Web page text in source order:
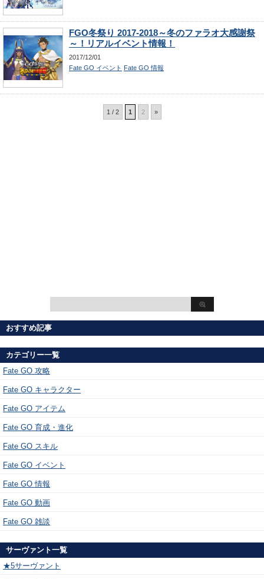
FGO冬祭り 2017-2018～冬のファラオ大感謝祭
～！リアルイベント情報！
2017/12/01
Fate GO イベント Fate GO 情報
1 / 2 1 2 »
おすすめ記事
カテゴリー一覧
Fate GO 攻略
Fate GO キャラクター
Fate GO アイテム
Fate GO 育成・進化
Fate GO スキル
Fate GO イベント
Fate GO 情報
Fate GO 動画
Fate GO 雑談
サーヴァント一覧
★5サーヴァント